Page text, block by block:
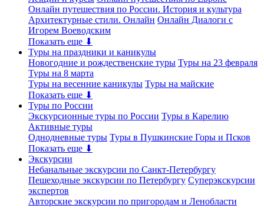
Онлайн путешествия по России. История и культура
Архитектурные стили. Онлайн Онлайн Диалоги с
Игорем Воеводским
Показать еще ⬇
Туры на праздники и каникулы
Новогодние и рождественские туры Туры на 23 февраля
Туры на 8 марта
Туры на весенние каникулы Туры на майские
Показать еще ⬇
Туры по России
Экскурсионные туры по России Туры в Карелию
Активные туры
Однодневные туры Туры в Пушкинские Горы и Псков
Показать еще ⬇
Экскурсии
Небанальные экскурсии по Санкт-Петербургу
Пешеходные экскурсии по Петербургу Суперэкскурсии
экспертов
Авторские экскурсии по пригородам и Ленобласти